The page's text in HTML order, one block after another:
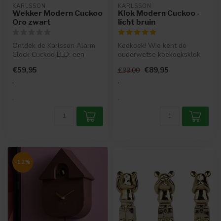
KARLSSON
Wekker Modern Cuckoo
Oro zwart
Ontdek de Karlsson Alarm
Clock Cuckoo LED: een
warm hou...
€59,95
.
.
KARLSSON
Klok Modern Cuckoo -
licht bruin
Koekoek! Wie kent de
ouderwetse koekoeksklok
traditionele ...
€99,00 €89,95
.
.
-12%